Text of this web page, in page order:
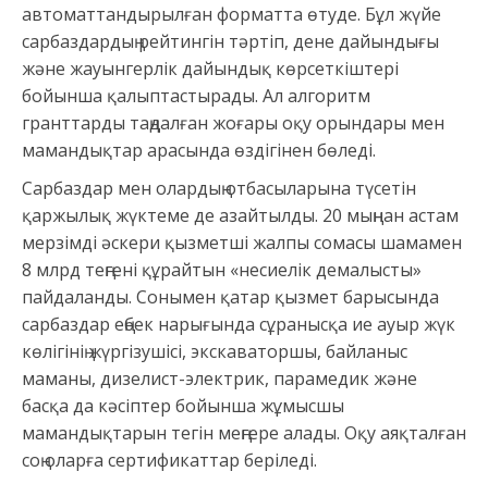
автоматтандырылған форматта өтуде. Бұл жүйе
сарбаздардың рейтингін тәртіп, дене дайындығы
және жауынгерлік дайындық көрсеткіштері
бойынша қалыптастырады. Ал алгоритм
гранттарды таңдалған жоғары оқу орындары мен
мамандықтар арасында өздігінен бөледі.
Сарбаздар мен олардың отбасыларына түсетін
қаржылық жүктеме де азайтылды. 20 мыңнан астам
мерзімді әскери қызметші жалпы сомасы шамамен
8 млрд теңгені құрайтын «несиелік демалысты»
пайдаланды. Сонымен қатар қызмет барысында
сарбаздар еңбек нарығында сұранысқа ие ауыр жүк
көлігінің жүргізушісі, экскаваторшы, байланыс
маманы, дизелист-электрик, парамедик және
басқа да кәсіптер бойынша жұмысшы
мамандықтарын тегін меңгере алады. Оқу аяқталған
соң оларға сертификаттар беріледі.